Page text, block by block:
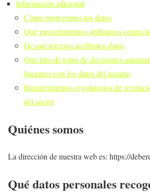
Información adicional
Cómo protegemos tus datos
Qué procedimientos utilizamos contra
De qué terceros recibimos datos
Qué tipo de toma de decisiones
hacemos con los datos del usuario
Requerimientos regulatorios de
del sector
Quiénes somos
La dirección de nuestra web es: https://
Qué datos personales